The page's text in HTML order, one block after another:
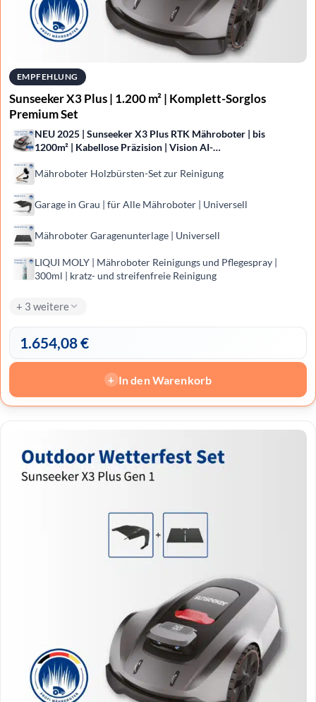
EMPFEHLUNG
Sunseeker X3 Plus | 1.200 m² | Komplett-Sorglos
Premium Set
NEU 2025 | Sunseeker X3 Plus RTK Mähroboter | bis
1200m² | Kabellose Präzision | Vision AI-
Mähroboter Holzbürsten-Set zur Reinigung
Garage in Grau | für Alle Mähroboter | Universell
Mähroboter Garagenunterlage | Universell
LIQUI MOLY | Mähro­boter Reini­gungs und Pfle­ge­spray |
300ml | kratz- und streifenfreie Reinigung
+ 3 weitere
1.654,08€
+ In den Warenkorb